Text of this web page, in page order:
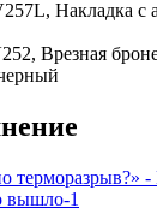
Накладка с
Врезная